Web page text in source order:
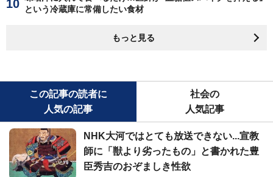
という冷蔵庫に常備したい食材
もっと見る
この記事の読者に
人気の記事
社会の
人気記事
NHK大河ではとても放送できない...宣教
師に「獣より劣ったもの」と書かれた豊
臣秀吉のおぞましき性欲